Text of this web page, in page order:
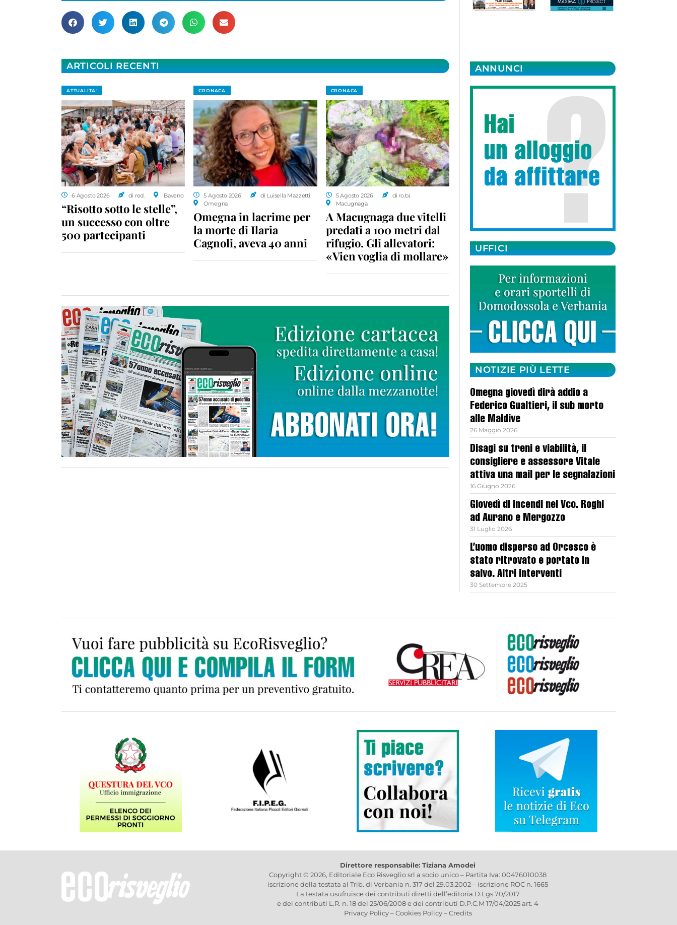
ARTICOLI RECENTI
ATTUALITA'
6 Agosto 2026 di red. Baveno
“Risotto sotto le stelle”,
un successo con oltre
500 partecipanti
CRONACA
5 Agosto 2026
di Luisella Mazzetti
Omegna
Omegna in lacrime per
la morte di Ilaria
Cagnoli, aveva 40 anni
CRONACA
5 Agosto 2026
di ro.bi.
Macugnaga
A Macugnaga due vitelli
predati a 100 metri dal
rifugio. Gli allevatori:
«Vien voglia di mollare»
ANNUNCI
UFFICI
NOTIZIE PIÙ LETTE
Omegna giovedì dirà addio a
Federico Gualtieri, il sub morto
alle Maldive
26 Maggio 2026
Disagi su treni e viabilità, il
consigliere e assessore Vitale
attiva una mail per le segnalazioni
16 Giugno 2026
Giovedì di incendi nel Vco. Roghi
ad Aurano e Mergozzo
31 Luglio 2026
L’uomo disperso ad Orcesco è
stato ritrovato e portato in
salvo. Altri interventi
30 Settembre 2025
Direttore responsabile: Tiziana Amodei
Copyright © 2026, Editoriale Eco Risveglio srl a socio unico – Partita Iva: 00476010038
iscrizione della testata al Trib. di Verbania n. 317 del 29.03.2002 – iscrizione ROC n. 1665
La testata usufruisce dei contributi diretti dell’editoria D.Lgs 70/2017
e dei contributi L.R. n. 18 del 25/06/2008 e dei contributi D.P.C.M 17/04/2025 art. 4
Privacy Policy–Cookies Policy–Credits